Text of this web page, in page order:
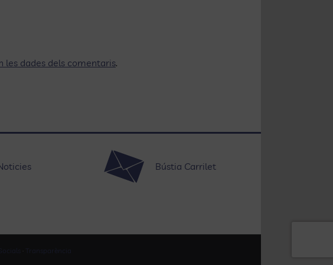
les dades dels comentaris.
Bústia Carrilet
· Transparència